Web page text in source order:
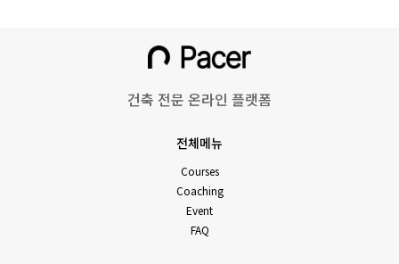
건축 전문 온라인 플랫폼
전체메뉴
Courses
Coaching
Event
FAQ